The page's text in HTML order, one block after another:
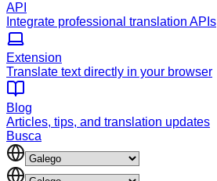
API
Integrate professional translation APIs
Extension
Translate text directly in your browser
Blog
Articles, tips, and translation updates
Busca